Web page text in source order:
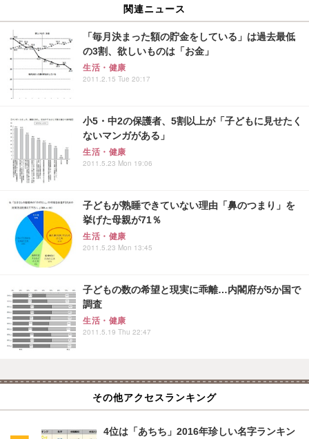
関連ニュース
「毎月決まった額の貯金をしている」は過去最低
の3割、欲しいものは「お金」
生活・健康
2011.2.15 Tue 20:17
小5・中2の保護者、5割以上が「子どもに見せたく
ないマンガがある」
生活・健康
2011.5.23 Mon 19:06
子どもが熟睡できていない理由「鼻のつまり」を
挙げた母親が71％
生活・健康
2011.5.23 Mon 13:45
子どもの数の希望と現実に乖離…内閣府が5か国で
調査
生活・健康
2011.5.19 Thu 22:47
その他アクセスランキング
4位は「あちち」2016年珍しい名字ランキン